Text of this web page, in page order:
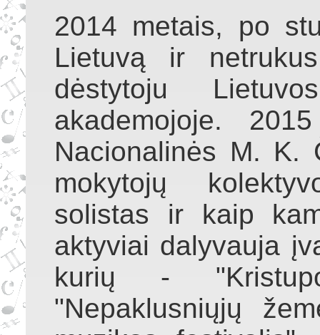
2014 metais, po
Lietuvą ir
dėstytoju
akademojoje.
Nacionalinės M. K.
mokytojų
solistas ir kaip
aktyviai dalyvauja
kurių -
"Nepaklusniųjų